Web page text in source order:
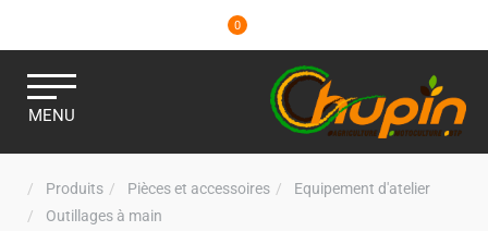
0
MENU
Produits Pièces et accessoires
Equipement d'atelier
Outillages à main